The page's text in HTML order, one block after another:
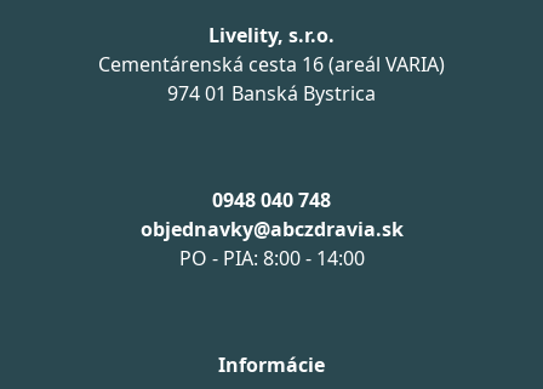
Livelity, s.r.o.
Cementárenská cesta 16 (areál VARIA)
974 01 Banská Bystrica
0948 040 748
objednavky@abczdravia.sk
PO - PIA: 8:00 - 14:00
Informácie